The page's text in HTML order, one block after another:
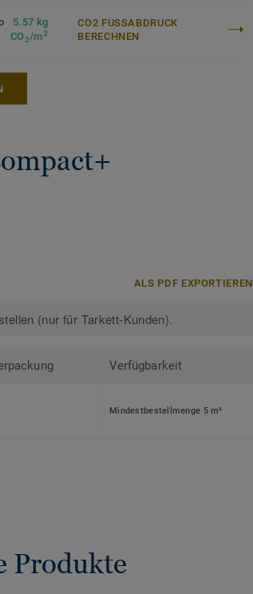
5.57 kg
CO2/m2
CO2 FUSSABDRUCK B
ERECHNEN
ALS PDF EXPORTIEREN
(nur für Tarkett-Kunden).
Verfügbarkeit
Mindestbestellmenge 5 m²
Produkte